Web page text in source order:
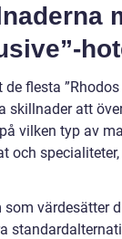
de flesta
skillnader att
vilken typ av
och
som värdesätter